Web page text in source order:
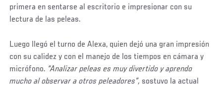
primera en sentarse al escritorio e impresionar con su
lectura de las peleas.
Luego llegó el turno de Alexa, quien dejó una gran impresión
con su calidez y con el manejo de los tiempos en cámara y
micrófono. “Analizar peleas es muy divertido y aprendo
mucho al observar a otros peleadores”, sostuvo la actual